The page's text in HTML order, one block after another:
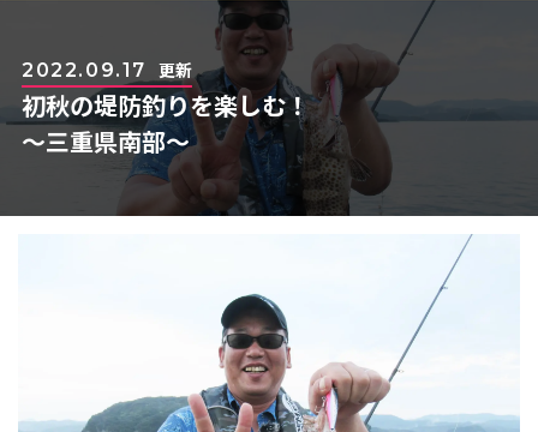
2022.09.17 更新
初秋の堤防釣りを楽しむ！
～三重県南部～